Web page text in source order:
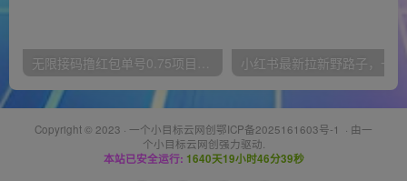
无限接码撸红包单号0.75项目无偿分享给你【揭秘】
Copyright © 2023 · 一个小目标云网创鄂ICP备2025161603号-1 · 由一
个小目标云网创强力驱动.
本站已安全运行: 1640天19小时46分39秒